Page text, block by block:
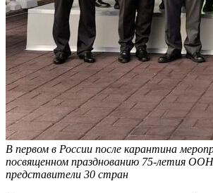
В первом в России после карантина
посвященном празднованию 75-летия
представители 30 стран